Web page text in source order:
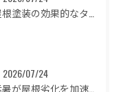
2026/07/24